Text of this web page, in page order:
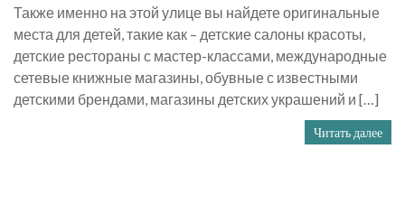
Также именно на этой улице вы найдете оригинальные
места для детей, такие как – детские салоны красоты,
детские рестораны с мастер-классами, международные
сетевые книжные магазины, обувные с известными
детскими брендами, магазины детских украшений и […]
Читать далее